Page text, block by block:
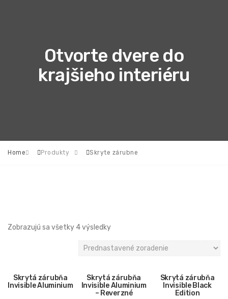
Otvorte dvere do
krajšieho interiéru
Home Produkty Skryte zárubne
Zobrazujú sa všetky 4 výsledky
Skrytá zárubňa
Invisible Aluminium
Skrytá zárubňa
Invisible Aluminium
– Reverzné
Skrytá zárubňa
Invisible Black
Edition